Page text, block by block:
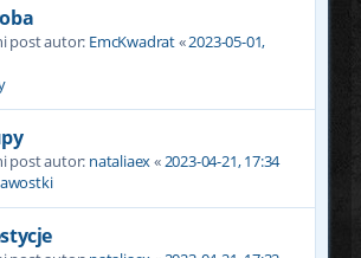
post autor: EmcKwadrat«2023-05-01,
post autor: nataliaex« 2023-04-21, 17:34